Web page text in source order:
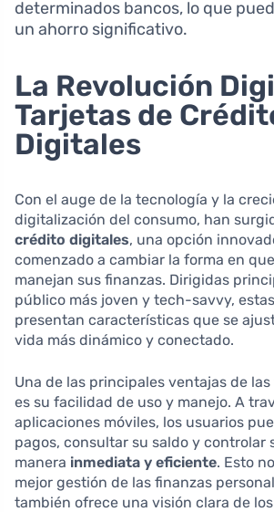
determinados bancos, lo que
un ahorro significativo.
La Revolución
Tarjetas de
Digitales
Con el auge de la tecnología y la
digitalización del consumo, han
crédito digitales, una opción
comenzado a cambiar la forma en
manejan sus finanzas. Dirigidas
público más joven y tech-savvy,
presentan características que se
vida más dinámico y conectado.
Una de las principales ventajas de
es su facilidad de uso y manejo. A
aplicaciones móviles, los usuarios
pagos, consultar su saldo y controlar
manera inmediata y eficiente. Esto
mejor gestión de las finanzas
también ofrece una visión clara de